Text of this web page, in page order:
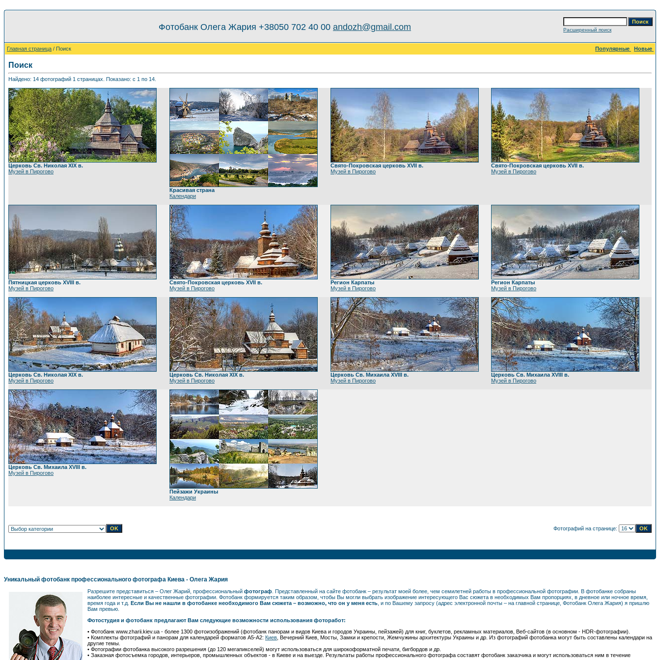
Фотобанк Олега Жария +38050 702 40 00 andozh@gmail.com Расширенный поиск
Главная страница / Поиск Популярные Новые
Поиск
Найдено: 14 фотографий 1 страницах. Показано: с 1 по 14.
Церковь Св. Николая XIX в.
Музей в Пирогово
Красивая страна
Календари
Свято-Покровская церковь XVII в.
Музей в Пирогово
Свято-Покровская церковь XVII в.
Музей в Пирогово
Пятницкая церковь XVIII в.
Музей в Пирогово
Свято-Покровская церковь XVII в.
Музей в Пирогово
Регион Карпаты
Музей в Пирогово
Регион Карпаты
Музей в Пирогово
Церковь Св. Николая XIX в.
Музей в Пирогово
Церковь Св. Николая XIX в.
Музей в Пирогово
Церковь Св. Михаила XVIII в.
Музей в Пирогово
Церковь Св. Михаила XVIII в.
Музей в Пирогово
Церковь Св. Михаила XVIII в.
Музей в Пирогово
Пейзажи Украины
Календари
Фотографий на странице:
Уникальный фотобанк профессионального фотографа Киева - Олега Жария
Разрешите представиться – Олег Жарий, профессиональный фотограф . Представленный на сайте фотобанк – результат моей более, чем семилетней работы в профессиональной фотографии. В фотобанке собраны
наиболее интересные и качественные фотографии. Фотобанк формируется таким образом, чтобы Вы могли выбрать изображение интересующего Вас сюжета в необходимых Вам пропорциях, в дневное или ночное время,
время года и т.д. Если Вы не нашли в фотобанке необходимого Вам сюжета – возможно, что он у меня есть , и по Вашему запросу (адрес электронной почты – на главной странице, Фотобанк Олега Жария) я пришлю
Вам превью.
Фотостудия и фотобанк предлагают Вам следующие возможности использования фоторабот:
• Фотобанк www.zharii.kiev.ua - более 1300 фотоизображений (фотобанк панорам и видов Киева и городов Украины, пейзажей) для книг, буклетов, рекламных материалов, Веб-сайтов (в основном - HDR-фотографии).
• Комплекты фотографий и панорам для календарей форматов А5-А2: Киев , Вечерний Киев, Мосты, Замки и крепости, Жемчужины архитектуры Украины и др. Из фотографий фотобанка могут быть составлены календари на
другие темы.
• Фотографии фотобанка высокого разрешения (до 120 мегапикселей) могут использоваться для широкоформатной печати, бигбордов и др.
• Заказная фотосъемка городов, интерьеров, промышленных объектов - в Киеве и на выезде. Результаты работы профессионального фотографа составят фотобанк заказчика и могут использоваться ним в течение